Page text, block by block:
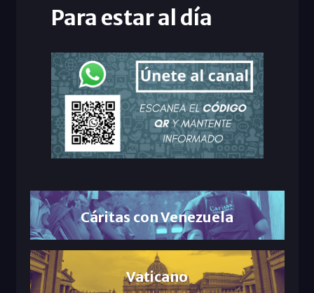
Para estar al día
Cáritas con Venezuela
Vaticano